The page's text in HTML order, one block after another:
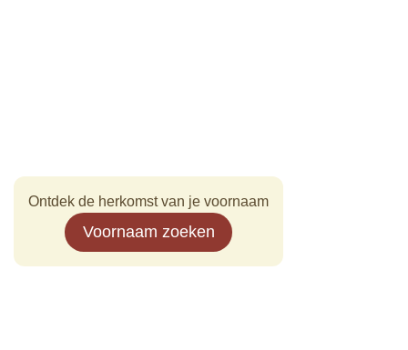
Ontdek de herkomst van je voornaam
Voornaam zoeken